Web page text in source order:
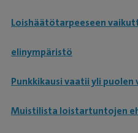
Loishäätötarpeeseen
elinympäristö
Punkkikausi vaatii yli puolen
Muistilista loistartuntojen